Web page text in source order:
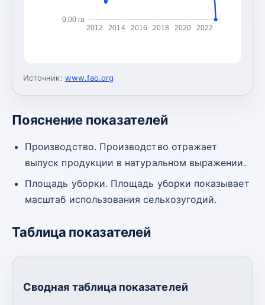
0,00 га
2012
2014 2016 2018 2020 2022
Источник: www.fao.org
Пояснение показателей
Производство. Производство отражает
выпуск продукции в натуральном выражении.
Площадь уборки. Площадь уборки показывает
масштаб использования сельхозугодий.
Таблица показателей
Сводная таблица показателей